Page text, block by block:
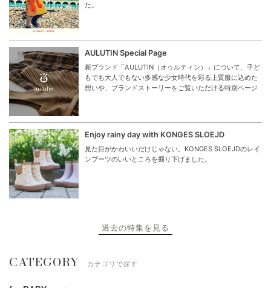
た。
AULUTIN Special Page
新ブランド「AULUTIN（オゥルティン）」について、子ど
もでも大人でもない多感な少女時代を彩る上質服に込めた
想いや、ブランドストーリーをご覧いただける特別ページ
Enjoy rainy day with KONGES SLOEJD
見た目がかわいいだけじゃない。KONGES SLOEJDのレイ
ンブーツのいいところを掘り下げました。
過去の特集を見る
CATEGORY カテゴリで探す